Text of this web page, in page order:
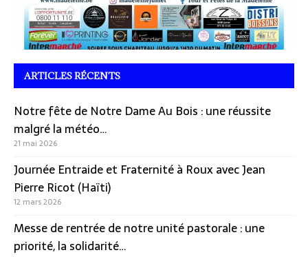
ARTICLES RÉCENTS
Notre fête de Notre Dame Au Bois : une réussite
malgré la météo…
21 mai 2026
Journée Entraide et Fraternité à Roux avec Jean
Pierre Ricot (Haïti)
12 mars 2026
Messe de rentrée de notre unité pastorale : une
priorité, la solidarité…